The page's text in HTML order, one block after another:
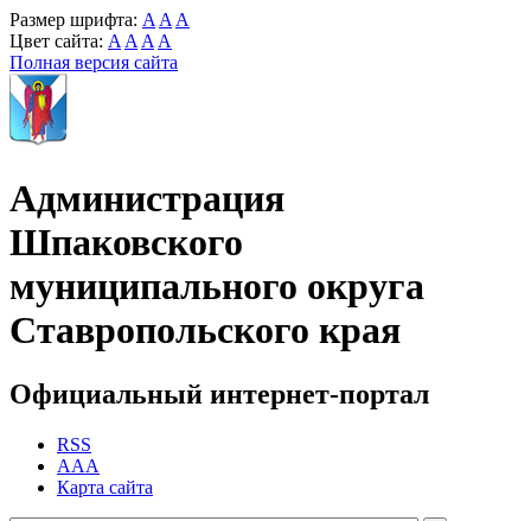
Размер шрифта: A A A
Цвет сайта: A A A A
Полная версия сайта
Администрация
Шпаковского
муниципального округа
Ставропольского края
Официальный интернет-портал
RSS
AAA
Карта сайта